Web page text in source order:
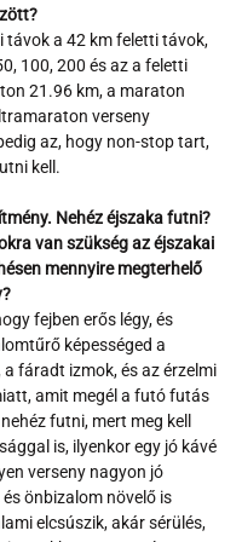
a 42 km feletti távok,
100, 200 és az a feletti
21.96 km, a maraton
verseny
az, hogy non-stop tart,
kell.
Nehéz éjszaka futni?
van szükség az éjszakai
mennyire megterhelő
fejben erős légy, és
képességed a
a fáradt izmok, és az érzelmi
amit megél a futó futás
futni, mert meg kell
is, ilyenkor egy jó kávé
verseny nagyon jó
önbizalom növelő is
elcsúszik, akár sérülés,